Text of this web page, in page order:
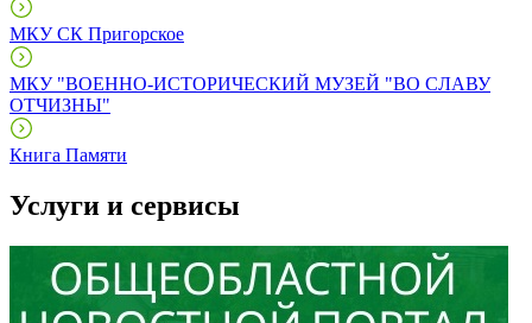
МКУ СК Пригорское
МКУ "ВОЕННО-ИСТОРИЧЕСКИЙ МУЗЕЙ "ВО СЛАВУ
ОТЧИЗНЫ"
Книга Памяти
Услуги и сервисы